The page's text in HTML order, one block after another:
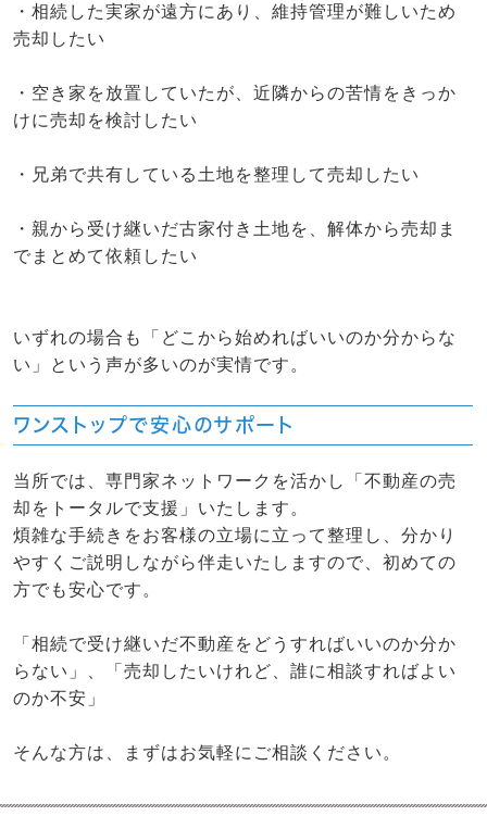
・相続した実家が遠方にあり、維持管理が難しいため
売却したい
・空き家を放置していたが、近隣からの苦情をきっか
けに売却を検討したい
・兄弟で共有している土地を整理して売却したい
・親から受け継いだ古家付き土地を、解体から売却ま
でまとめて依頼したい
いずれの場合も「どこから始めればいいのか分からな
い」という声が多いのが実情です。
ワンストップで安心のサポート
当所では、専門家ネットワークを活かし「不動産の売
却をトータルで支援」いたします。
煩雑な手続きをお客様の立場に立って整理し、分かり
やすくご説明しながら伴走いたしますので、初めての
方でも安心です。
「相続で受け継いだ不動産をどうすればいいのか分か
らない」、「売却したいけれど、誰に相談すればよい
のか不安」
そんな方は、まずはお気軽にご相談ください。